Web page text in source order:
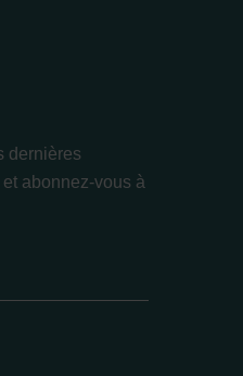
dernières
abonnez-vous à